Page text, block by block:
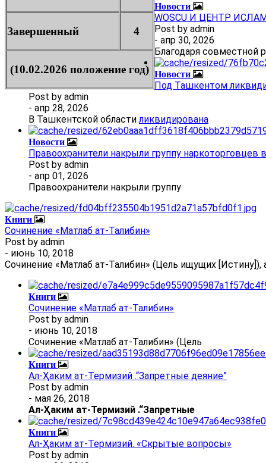
Завершенный 4
(10.02.2026 положение год)
Новости
WOSCU И ЦЕНТР
Post by admin
- апр 30, 2026
Благодаря совместной
Новости
Под Ташкентом
Post by admin
- апр 28, 2026
В Ташкентской областиликвидирована
Новости
Правоохранители накрыли группу
Post by admin
- апр 01, 2026
Правоохранители накрыли группу
Книги
Сочинение «Матлаб ат-Талибин»
Post by admin
- июнь 10, 2018
Сочинение «Матлаб ат-Талибин» (Цель ищущих
Книги
Сочинение «Матлаб ат-Талибин»
Post by admin
- июнь 10, 2018
Сочинение «Матлаб ат-Талибин» (Цель
Книги
Ал-Ҳаким ат-Термизий .“Запретные деяние”
Post by admin
- мая 26, 2018
Ал-Ҳаким ат-Термизий .“Запретные
Книги
Ал-Ҳаким ат-Термизий. «Скрытые вопросы»
Post by admin